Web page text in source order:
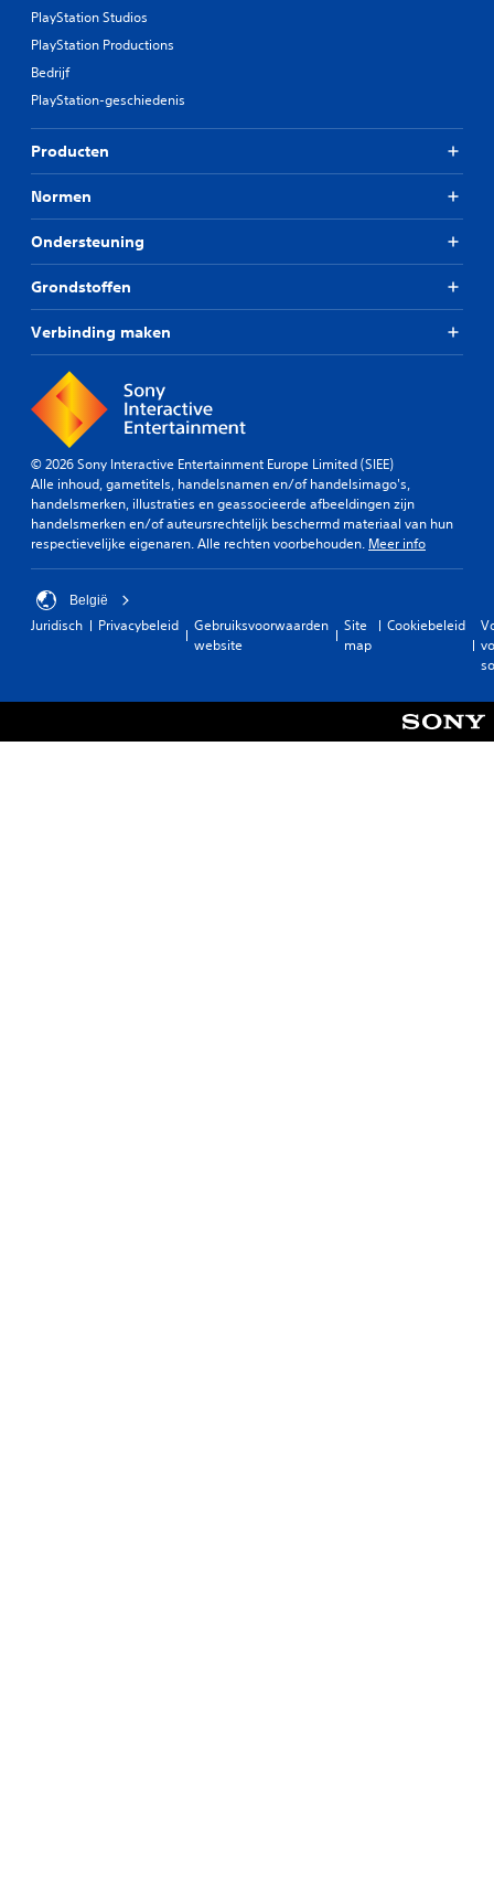
PlayStation Studios
PlayStation Productions
Bedrijf
PlayStation-geschiedenis
Producten
Normen
Ondersteuning
Grondstoffen
Verbinding maken
© 2026 Sony Interactive Entertainment Europe Limited (SIEE)
Alle inhoud, gametitels, handelsnamen en/of handelsimago's,
handelsmerken, illustraties en geassocieerde afbeeldingen zijn
handelsmerken en/of auteursrechtelijk beschermd materiaal van hun
respectievelijke eigenaren. Alle rechten voorbehouden. Meer info
België
Juridisch Privacybeleid
Gebruiksvoorwaarden
website
Site
map
Cookiebeleid